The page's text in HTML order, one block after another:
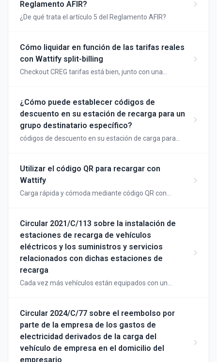
Reglamento AFIR?
¿De qué trata el artículo 5 del Reglamento AFIR?
Cómo liquidar en función de las tarifas reales
con Wattify split-billing
Checkout CREG tarifas está bien, junto con una
¿Cómo puede establecer códigos de
descuento en su estación de recarga para un
grupo destinatario específico?
códigos de descuento en su estación de carga para
Utilizar el código QR para recargar con
Wattify
Carga rápida y cómoda mediante código QR con
Circular 2021/C/113 sobre la instalación de
estaciones de recarga de vehículos
eléctricos y los suministros y servicios
relacionados con dichas estaciones de
recarga
Cada vez más vehículos están equipados con un
o una pila de combustible. Existen vehículos
equipados exclusivamente con un motor eléctrico, así
como modelos híbridos. Los vehículos automóviles
equipados con un motor eléctrico (en lo sucesivo,
vehículos eléctricos) pueden abastecerse de energía
Circular 2024/C/77 sobre el reembolso por
parte de la empresa de los gastos de
electricidad derivados de la carga del
vehículo de empresa en el domicilio del
empresario